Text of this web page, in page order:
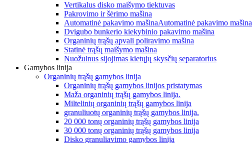
Vertikalus disko maišymo tiektuvas
Pakrovimo ir šėrimo mašina
Automatinė pakavimo mašinaAutomatinė pakavimo mašina
Dvigubo bunkerio kiekybinio pakavimo mašina
Organinių trąšų apvali poliravimo mašina
Statinė trąšų maišymo mašina
Nuožulnus sijojimas kietųjų skysčių separatorius
Gamybos linija
Organinių trąšų gamybos linija
Organinių trąšų gamybos linijos pristatymas
Maža organinių trąšų gamybos linija.
Miltelinių organinių trąšų gamybos linija
granuliuotų organinių trąšų gamybos linija.
20 000 tonų organinių trąšų gamybos linija
30 000 tonų organinių trąšų gamybos linija
Disko granuliavimo gamybos linija